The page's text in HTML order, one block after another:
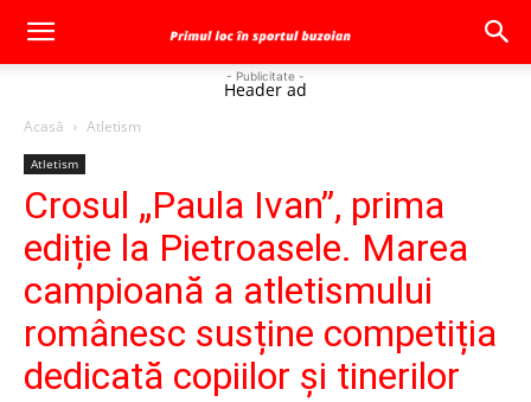
- Publicitate -
Header ad
Acasă Atletism
Atletism
Crosul „Paula Ivan”, prima
ediție la Pietroasele. Marea
campioană a atletismului
românesc susține competiția
dedicată copiilor și tinerilor